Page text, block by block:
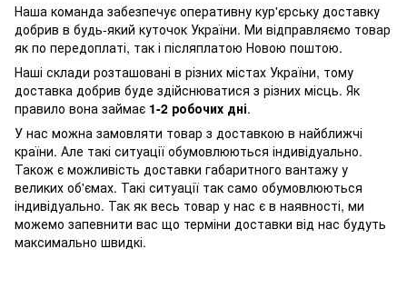
Наша команда забезпечує оперативну кур'єрську доставку
добрив в будь-який куточок України. Ми відправляємо товар
як по передоплаті, так і післяплатою Новою поштою.
Наші склади розташовані в різних містах України, тому
доставка добрив буде здійснюватися з різних місць. Як
правило вона займає 1-2 робочих дні.
У нас можна замовляти товар з доставкою в найближчі
країни. Але такі ситуації обумовлюються індивідуально.
Також є можливість доставки габаритного вантажу у
великих об'ємах. Такі ситуації так само обумовлюються
індивідуально. Так як весь товар у нас є в наявності, ми
можемо запевнити вас що терміни доставки від нас будуть
максимально швидкі.